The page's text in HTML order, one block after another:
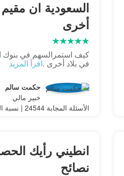
السعودية ان
أخرى
كيف استمرالسهم في بنوك
في بلاد أخرى .اقرأ المزيد
حكمت سالم
خبير مالي
الأسئلة المجابة 24544 | نسبة الرضا 97.7%
انطيني رأيك
نصائح